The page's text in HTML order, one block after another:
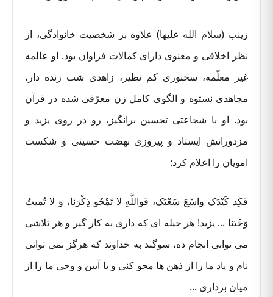
زینب (سلام الله علیها) علاوه بر شخصیت خانوادگی، از
نظر اخلاقی و معنوی دارای کمالات فراوان بود. او عالمه
غیر معلّمه، سخنوری کم نظیر، زاهدی شب زنده دار،
مجاهدی نستوه و الگوی کامل زن معرّفی شده در قرآن
بود. او با شجاعتی تحسین برانگیز، رو در روی یزید و
مزدورانش ایستاد و پیروزی نهضت حسینی و شکست
امویان را اعلام کرد:
فَکِد کَیْدَک واسْعَ سَعْیَک، فَواللَّهِ لا تَمْحُو ذِکْرَنا، وَ لا تُمیتُ
وَحْیَنا ... یزید! هر حیله ای که داری به کار گیر و هر تلاشی
می توانی انجام ده، سوگند به خداوند که هرگز نمی توانی
نام و یاد ما را از ذهن ها محو کنی و یا آیین و وحی ما را از
میان برداری ...